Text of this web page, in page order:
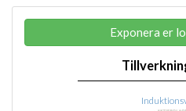
Exponera er